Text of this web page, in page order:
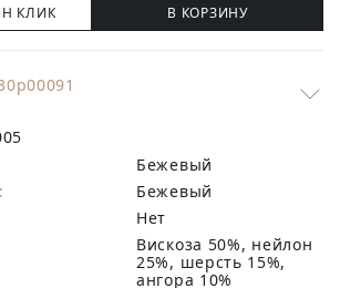
КЛИК В КОРЗИНУ
Бежевый
бежевый
Нет
вискоза 50%, нейлон
25%, шерсть 15%,
ангора 10%